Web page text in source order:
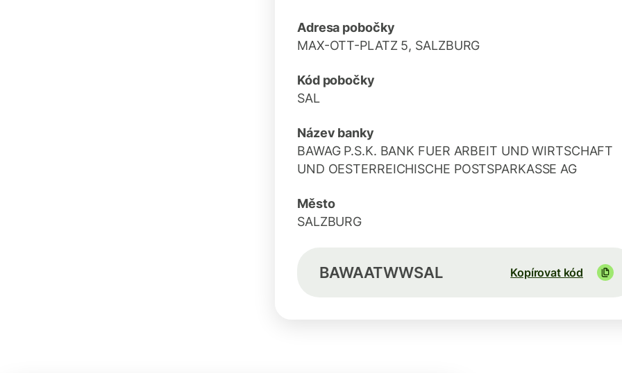
Adresa pobočky
MAX-OTT-PLATZ 5, SALZBURG
Kód pobočky
SAL
Název banky
BAWAG P.S.K. BANK FUER ARBEIT UND WIRTSCHAFT
UND OESTERREICHISCHE POSTSPARKASSE AG
Město
SALZBURG
BAWAATWWSAL Kopírovat kód